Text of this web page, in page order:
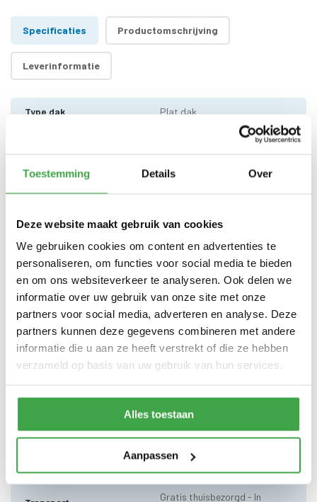
Toestemming Details Over
Deze website maakt gebruik van cookies
We gebruiken cookies om content en advertenties te
personaliseren, om functies voor social media te bieden
en om ons websiteverkeer te analyseren. Ook delen we
informatie over uw gebruik van onze site met onze
partners voor social media, adverteren en analyse. Deze
partners kunnen deze gegevens combineren met andere
informatie die u aan ze heeft verstrekt of die ze hebben
verzameld op basis van uw gebruik van hun services.
Alles toestaan
Aanpassen
Specificaties Productomschrijving
Leverinformatie
Type dak Plat dak
Houtdikte 28 mm
Afmeting (b x d)
Doorloophoogte 211 cm
Wandhoogte 236 cm
Dakhoogte totaal 249 cm
Dakmaat (b x d) 410 x 240 cm
Sleufpaal 12 x 12 cm - 4 stuks
Dakhout 18 mm OSB dakhout
EPDM uit 1 stuk geleverd incl.
tot aan maaiveld - 10 jaar
garantie
Bevestigingsmaterialen
Alle bevestigingsmaterialen
Gratis thuisbezorgd - In